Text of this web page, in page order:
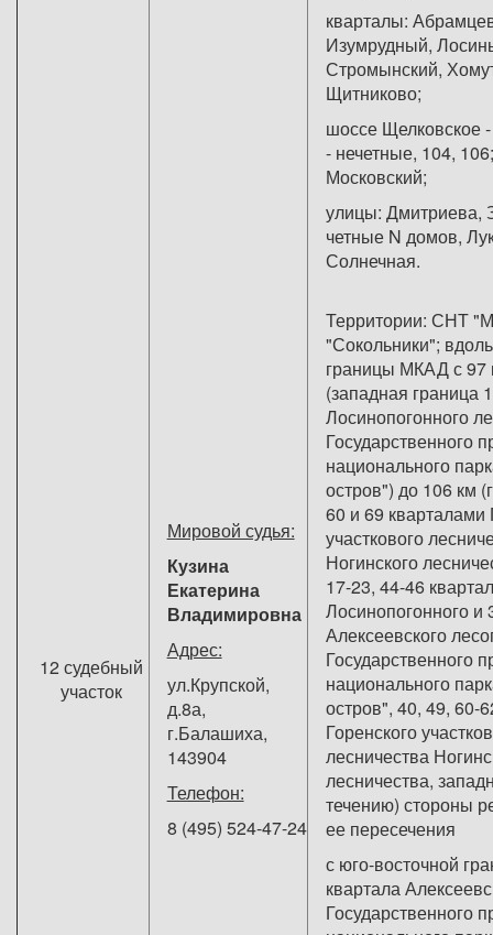
12 судебный
участок
Мировой судья:
Кузина
Екатерина
Владимировна
Адрес:
ул.Крупской,
д.8а,
г.Балашиха,
143904
Телефон:
8 (495) 524-47-24
кварталы:
Изумрудный,
Стромынский,
шоссе Щелковское
- нечетные, 104,
улицы: Дмитриева,
четные N домов,
Солнечная.
Территории: СНТ
"Сокольники";
границы МКАД с 97
(западная граница
Лосинопогонного
Государственного
национального
остров") до 106 км
60 и 69 кварталами
участкового
Ногинского
17-23, 44-46
Лосинопогонного и
Алексеевского
Государственного
национального
остров", 40, 49, 60-
Горенского
лесничества
лесничества,
течению) стороны
ее пересечения
с юго-восточной
квартала
Государственного